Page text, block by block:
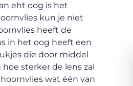
eht oog is het
kun je niet
heeft de
in het oog heeft een
die door middel
sterker de lens zal
wat één van